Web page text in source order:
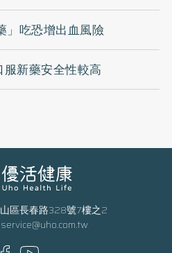
吃恐增出血風險
新藥安全性較高
區長春路328號7樓之2
service@uho.com.tw